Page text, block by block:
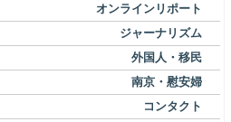
オンラインリポート
ジャーナリズム
外国人・移民
南京・慰安婦
コンタクト